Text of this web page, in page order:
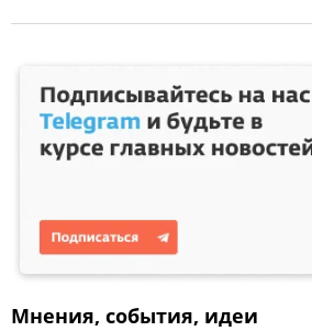
Мнения, события, идеи